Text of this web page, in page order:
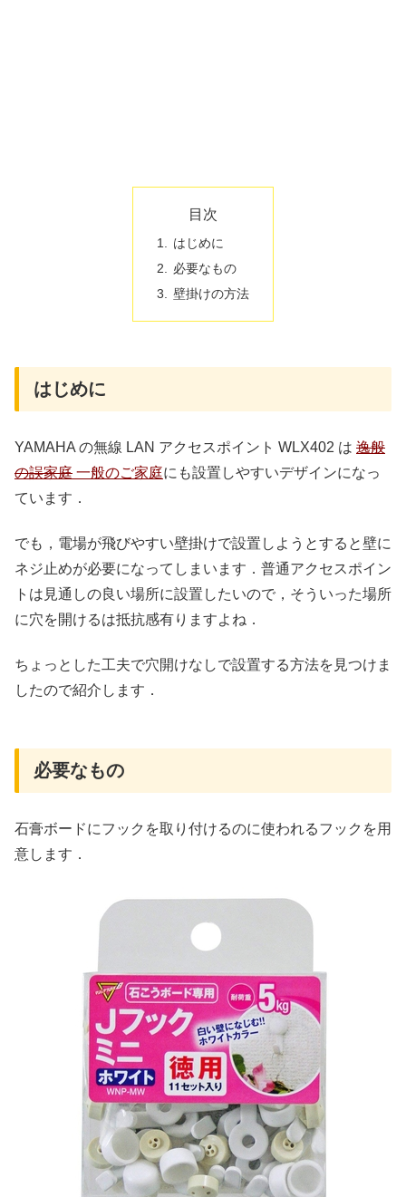
目次
はじめに
必要なもの
壁掛けの方法
はじめに
YAMAHA の無線 LAN アクセスポイント WLX402 は 逸般
の誤家庭 一般のご家庭にも設置しやすいデザインになっ
ています．
でも，電場が飛びやすい壁掛けで設置しようとすると壁に
ネジ止めが必要になってしまいます．普通アクセスポイン
トは見通しの良い場所に設置したいので，そういった場所
に穴を開けるは抵抗感有りますよね．
ちょっとした工夫で穴開けなしで設置する方法を見つけま
したので紹介します．
必要なもの
石膏ボードにフックを取り付けるのに使われるフックを用
意します．